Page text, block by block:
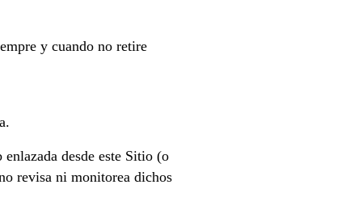
y cuando no retire
desde este Sitio (o
revisa ni monitorea dichos